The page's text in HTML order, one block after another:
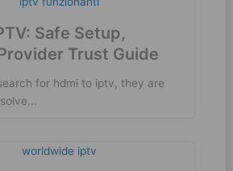
Safe Setup,
Trust Guide
for hdmi to iptv, they are